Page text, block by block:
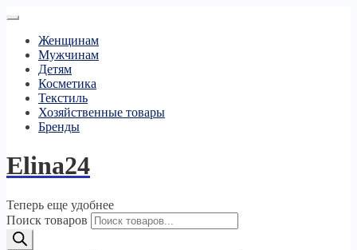
Женщинам
Мужчинам
Детям
Косметика
Текстиль
Хозяйственные товары
Бренды
Elina24
Теперь еще удобнее
Поиск товаров